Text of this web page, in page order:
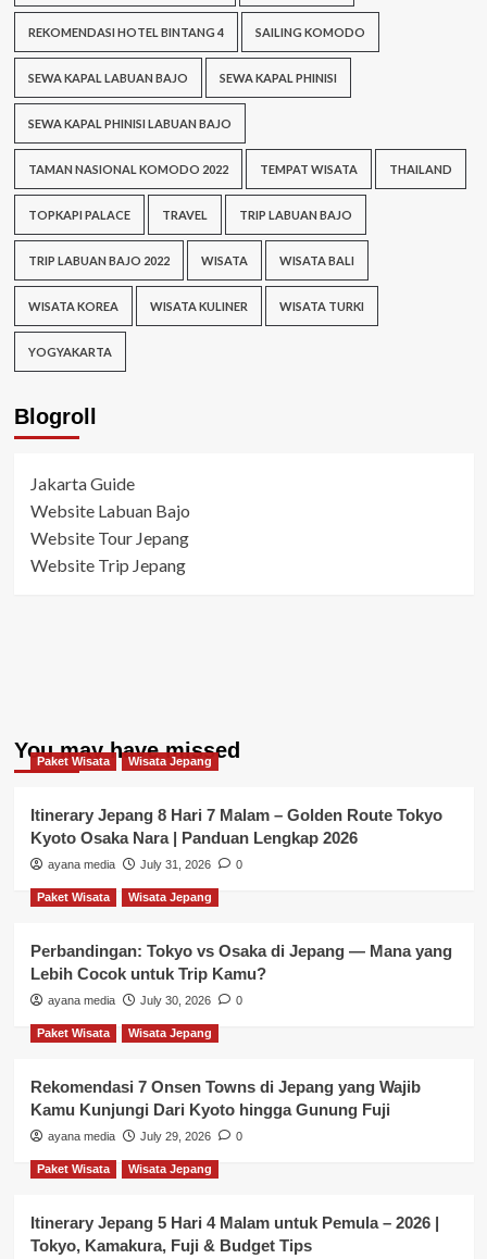
REKOMENDASI HOTEL BINTANG 4 SAILING KOMODO
SEWA KAPAL LABUAN BAJO SEWA KAPAL PHINISI
SEWA KAPAL PHINISI LABUAN BAJO
TAMAN NASIONAL KOMODO 2022 TEMPAT WISATA THAILAND
TOPKAPI PALACE TRAVEL TRIP LABUAN BAJO
TRIP LABUAN BAJO 2022 WISATA WISATA BALI
WISATA KOREA WISATA KULINER WISATA TURKI
YOGYAKARTA
Blogroll
Jakarta Guide
Website Labuan Bajo
Website Tour Jepang
Website Trip Jepang
You may have missed
Paket Wisata Wisata Jepang
Itinerary Jepang 8 Hari 7 Malam – Golden Route Tokyo
Kyoto Osaka Nara | Panduan Lengkap 2026
ayana media July 31, 2026 0
Paket Wisata Wisata Jepang
Perbandingan: Tokyo vs Osaka di Jepang — Mana yang
Lebih Cocok untuk Trip Kamu?
ayana media July 30, 2026 0
Paket Wisata Wisata Jepang
Rekomendasi 7 Onsen Towns di Jepang yang Wajib
Kamu Kunjungi Dari Kyoto hingga Gunung Fuji
ayana media July 29, 2026 0
Paket Wisata Wisata Jepang
Itinerary Jepang 5 Hari 4 Malam untuk Pemula – 2026 |
Tokyo, Kamakura, Fuji & Budget Tips